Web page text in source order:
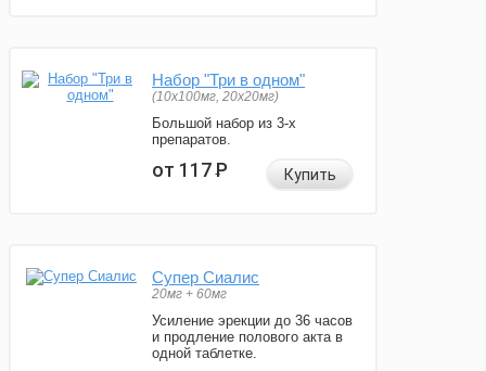
Набор "Три в одном"
(10x100мг, 20x20мг)
Большой набор из 3-х
препаратов.
от 117Р Купить
Супер Сиалис
20мг + 60мг
Усиление эрекции до 36 часов
и продление полового акта в
одной таблетке.